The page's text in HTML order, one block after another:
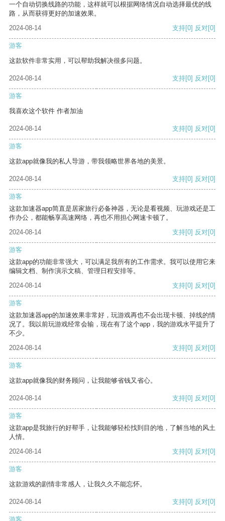
一个自动切换线路的功能，这样就可以根据网络情况自动选择最优的线
路，从而获得更好的加速效果。
2024-08-14
支持[0] 反对[0]
游客
这款软件非常实用，可以帮助我解决很多问题。
2024-08-14 支持[0] 反对[0]
游客
我喜欢这个软件 作者加油
2024-08-14 支持[0] 反对[0]
游客
这款app就像我的私人导游，带我领略世界各地的美景。
2024-08-14 支持[0] 反对[0]
游客
这款加速器app简直是居家旅行必备神器，无论是看视频、玩游戏还是工
作办公，都能畅享高速网络，再也不用担心网速卡顿了。
2024-08-14
支持[0] 反对[0]
游客
这款app的功能非常强大，可以满足我所有的工作需求。我可以使用它来
编辑文档、制作演示文稿、管理日程安排等。
2024-08-14
支持[0] 反对[0]
游客
这款加速器app的加速效果非常好，玩游戏再也不会出现卡顿、掉线的情
况了。我以前玩游戏经常会输，现在有了这个app，我的游戏水平提升了
不少。
2024-08-14
支持[0] 反对[0]
游客
这款app就像我的财务顾问，让我能够省钱又省心。
2024-08-14 支持[0] 反对[0]
游客
这款app是我旅行的好帮手，让我能够轻松找到目的地，了解当地的风土
人情。
2024-08-14
支持[0] 反对[0]
游客
这款游戏的剧情非常感人，让我久久不能忘怀。
2024-08-14 支持[0] 反对[0]
游客